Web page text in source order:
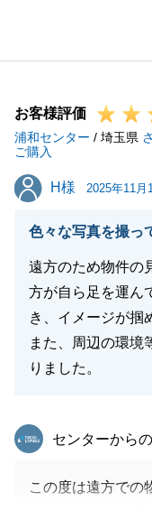
海外からの住宅ロ
続きもありました
ムーズにお取引を
にご連絡ください
M様の新しい生活
心よりお祈り申し
お客様評価
浦和センター / 埼玉県
ご購入
H様
H様 2025年11月
色々な写真を撮っ
遠方のため物件の
方が自ら足を運ん
き、イメージが掴
また、周辺の環境
りました。
東急リバブル
センターから
この度は遠方での